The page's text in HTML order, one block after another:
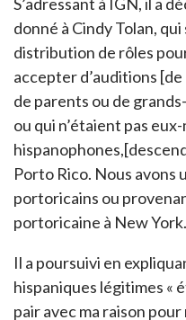
donné à Cindy Tolan, qui
distribution de rôles
accepter d’auditions
de parents ou de
ou qui n’étaient pas
Porto Rico. Nous avons
portoricains ou
portoricaine à New
Il a poursuivi en
hispaniques légitimes «
pair avec ma raison